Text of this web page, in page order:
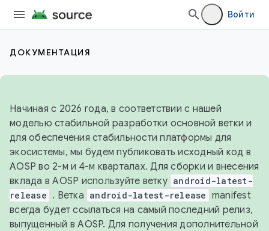
Войти
ДОКУМЕНТАЦИЯ
Начиная с 2026 года, в соответствии с нашей
моделью стабильной разработки основной ветки и
для обеспечения стабильности платформы для
экосистемы, мы будем публиковать исходный код в
AOSP во 2-м и 4-м кварталах. Для сборки и внесения
вклада в AOSP используйте ветку android-latest-
release . Ветка android-latest-release manifest
всегда будет ссылаться на самый последний релиз,
выпущенный в AOSP. Для получения дополнительной